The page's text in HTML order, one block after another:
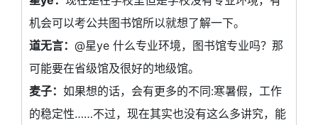
机会可以考公共图书馆所以就想了解一下。
道无言： @星ye 什么专业环境，图书馆专业吗？那
可能要在省级馆及很好的地级馆。
麦子： 如果想的话，会有更多的不同:寒暑假，工作
的稳定性……不过，现在其实也没有这么多讲究，能